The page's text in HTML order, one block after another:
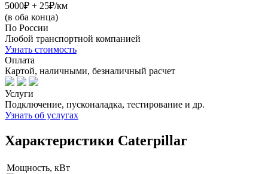
5000₽ + 25₽/км
(в оба конца)
По России
Любой транспортной компанией
Узнать стоимость
Оплата
Картой, наличными, безналичный расчет
Услуги
Подключение, пусконаладка, тестирование и др.
Узнать об услугах
Характеристики Caterpillar
Мощность, кВт